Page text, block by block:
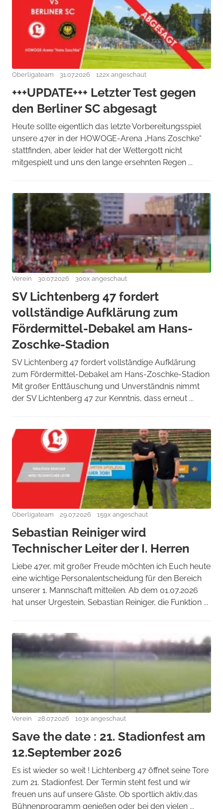
Oberligateam 31.07.2026 122x angeschaut
+++UPDATE+++ Letzter Test gegen
den Berliner SC abgesagt
Heute sollte eigentlich das letzte Vorbereitungsspiel
unsere 47er in der HOWOGE-Arena „Hans Zoschke“
stattfinden, aber leider hat der Wettergott nicht
mitgespielt und uns den lange ersehnten Regen ...
Verein 30.07.2026 300x angeschaut
SV Lichtenberg 47 fordert
vollständige Aufklärung zum
Fördermittel-Debakel am Hans-
Zoschke-Stadion
SV Lichtenberg 47 fordert vollständige Aufklärung
zum Fördermittel-Debakel am Hans-Zoschke-Stadion
Mit großer Enttäuschung und Unverständnis nimmt
der SV Lichtenberg 47 zur Kenntnis, dass erneut ...
Oberligateam 29.07.2026 159x angeschaut
Sebastian Reiniger wird
Technischer Leiter der I. Herren
Liebe 47er, mit großer Freude möchten ich Euch heute
eine wichtige Personalentscheidung für den Bereich
unserer 1. Mannschaft mitteilen. Ab dem 01.07.2026
hat unser Urgestein, Sebastian Reiniger, die Funktion ...
Verein 28.07.2026 103x angeschaut
Save the date : 21. Stadionfest am
12.September 2026
Es ist wieder so weit ! Lichtenberg 47 öffnet seine Tore
zum 21. Stadionfest. Der Termin steht fest und wir
freuen uns auf unsere Gäste. Ob sportlich aktiv,das
Bühnenprogramm genießen oder bei den vielen ...